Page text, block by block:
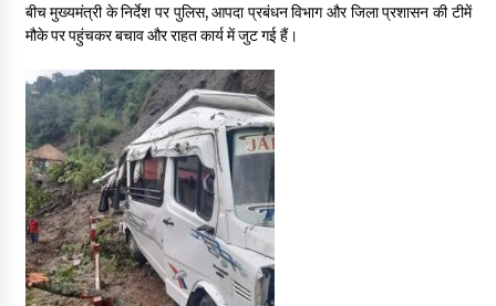
May 11, 2022
Thought Of The Day 10 May
May 10, 2022
Thought Of The Day 9 May
May 9, 2022
बीच मुख्यमंत्री के निर्देश पर पुलिस, आपदा प्रबंधन विभाग और जिला प्रशासन की टीमें
मौके पर पहुंचकर बचाव और राहत कार्य में जुट गई हैं।